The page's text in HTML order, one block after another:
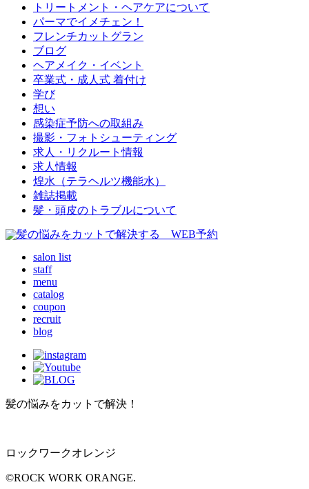
トリートメント・ヘアケアについて
パーマでイメチェン！
フレンチカットグラン
ブログ
ヘアメイク・イベント
卒業式・成人式 着付け
学び
想い
感染症予防への取組み
撮影・フォトシューティング
求人・リクルート情報
求人情報
煌水（テラヘルツ機能水）
雑誌掲載
髪・頭皮のトラブルについて
salon list
staff
menu
catalog
coupon
recruit
blog
髪の悩みをカットで解決！
ロックワークオレンジ
©ROCK WORK ORANGE.